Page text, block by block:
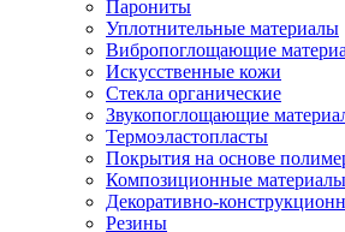
Парониты
Уплотнительные материалы
Вибропоглощающие
Искусственные кожи
Стекла органические
Звукопоглощающие
Термоэластопласты
Покрытия на основе
Композиционные материалы
Декоративно-
Резины